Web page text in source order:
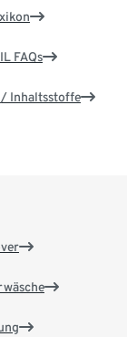
FAQs
Inhaltsstoffe